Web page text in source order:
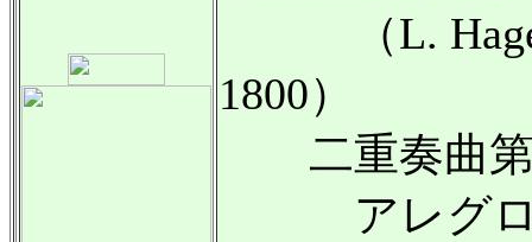
（L.
1800）
二重奏曲第
アレグロ・